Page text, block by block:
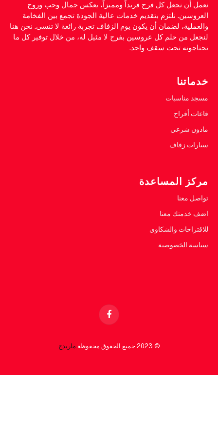
نعمل أن نجعل كل فرح فريداً ومميزاً، يعكس جمال وحب وروح
العروسين. نلتزم بتقديم خدمات عالية الجودة تجمع بين الفخامة
والعملية، لضمان أن يكون يوم الزفاف تجربة رائعة لا تنسى. نحن هنا
لنجعل من حلم كل عروسين بفرح لا مثيل له، من خلال توفير كل ما
تحتاجونه تحت سقف واحد.
خدماتنا
مسجد مناسبات
قاعات أفراح
ماذون شرعي
سيارات زفاف
مركز المساعدة
تواصل معنا
اضف خدمتك معنا
للاقتراحات والشكاوي
سياسة الخصوصية
Facebook
© 2023 جميع الحقوق محفوظة ماريدج